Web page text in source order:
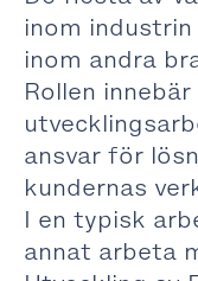
inom
inom andra
Rollen
ansvar för
kundernas
I en typisk
annat arbeta